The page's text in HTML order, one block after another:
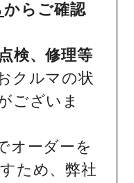
からご確認
検、修理等
クルマの状
ございま
オーダーを
ため、弊社